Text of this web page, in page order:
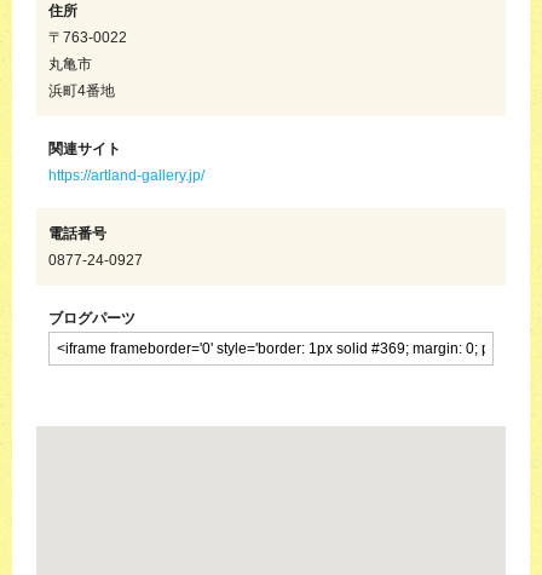
住所
〒763-0022
丸亀市
浜町4番地
関連サイト
https://artland-gallery.jp/
電話番号
0877-24-0927
ブログパーツ